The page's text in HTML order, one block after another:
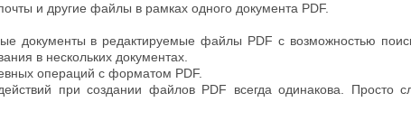
и другие файлы в рамках одного документа PDF.
документы в редактируемые файлы PDF с возможностью
в нескольких документах.
операций с форматом PDF.
при создании файлов PDF всегда одинакова. Просто